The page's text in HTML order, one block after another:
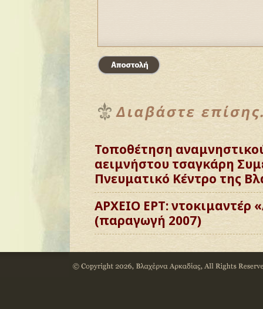
Τοποθέτηση
αειμνήστου τσαγκάρη
Πνευματικό Κέντρο της
ΑΡΧΕΙΟ ΕΡΤ:
(παραγωγή 2007)